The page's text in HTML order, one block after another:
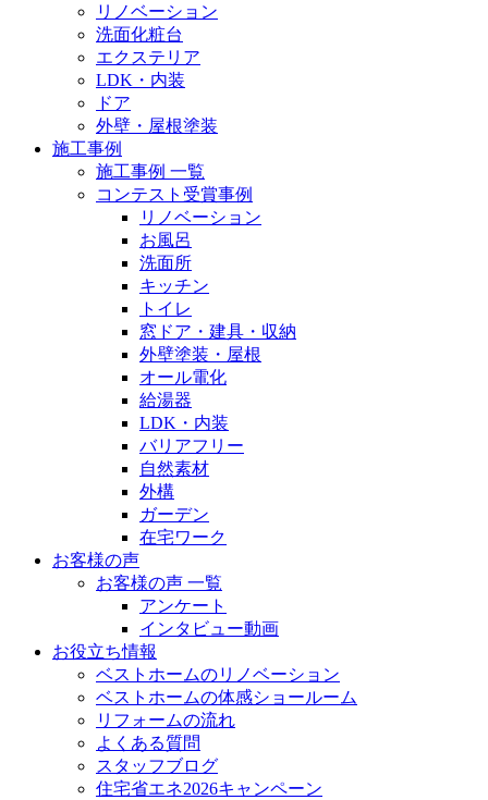
リノベーション
洗面化粧台
エクステリア
LDK・内装
ドア
外壁・屋根塗装
施工事例
施工事例 一覧
コンテスト受賞事例
リノベーション
お風呂
洗面所
キッチン
トイレ
窓ドア・建具・収納
外壁塗装・屋根
オール電化
給湯器
LDK・内装
バリアフリー
自然素材
外構
ガーデン
在宅ワーク
お客様の声
お客様の声 一覧
アンケート
インタビュー動画
お役立ち情報
ベストホームのリノベーション
ベストホームの体感ショールーム
リフォームの流れ
よくある質問
スタッフブログ
住宅省エネ2026キャンペーン